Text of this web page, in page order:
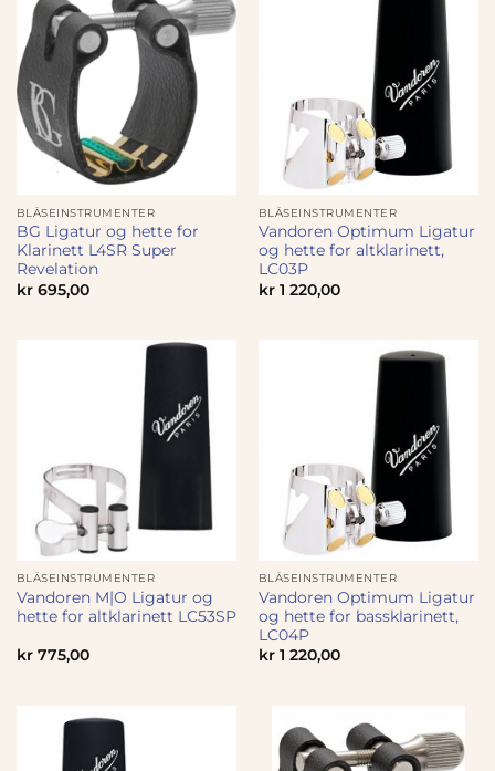
BLÅSEINSTRUMENTER
BG Ligatur og hette for
Klarinett L4SR Super
Revelation
kr695,00
BLÅSEINSTRUMENTER
Vandoren Optimum Ligatur
og hette for altklarinett,
LC03P
kr1 220,00
BLÅSEINSTRUMENTER
Vandoren M|O Ligatur og
hette for altklarinett LC53SP
kr775,00
BLÅSEINSTRUMENTER
Vandoren Optimum Ligatur
og hette for bassklarinett,
LC04P
kr1 220,00